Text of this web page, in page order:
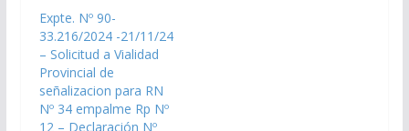
necesarias ante la
Dirección de Vialidad
Nacional para que
disponga las medidas y
recursos necesarios
para las obras de
Expte. Nº 90-
33.216/2024 -21/11/24
– Solicitud a Vialidad
Provincial de
señalizacion para RN
Nº 34 empalme Rp Nº
12 – Declaración Nº